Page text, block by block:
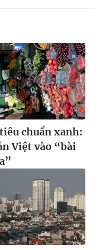
chuẩn xanh:
Việt vào “bài